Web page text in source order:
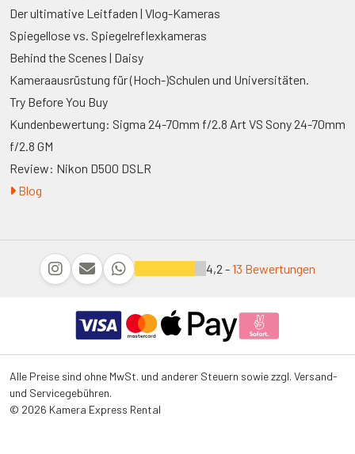
Der ultimative Leitfaden | Vlog-Kameras
Spiegellose vs. Spiegelreflexkameras
Behind the Scenes | Daisy
Kameraausrüstung für (Hoch-)Schulen und Universitäten.
Try Before You Buy
Kundenbewertung: Sigma 24-70mm f/2.8 Art VS Sony 24-70mm
f/2.8 GM
Review: Nikon D500 DSLR
Blog
4,2 -13 Bewertungen
Alle Preise sind ohne MwSt. und anderer Steuern sowie zzgl. Versand-
und Servicegebühren.
© 2026 Kamera Express Rental